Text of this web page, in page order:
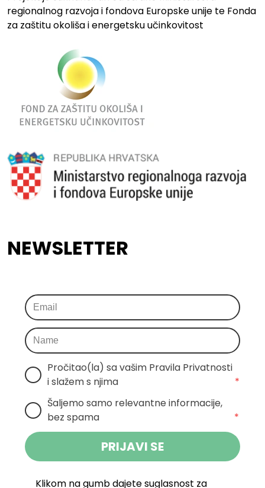
regionalnog razvoja i fondova Europske unije te Fonda
za zaštitu okoliša i energetsku učinkovitost
NEWSLETTER
Pročitao(la) sa vašim Pravila Privatnosti
i slažem s njima
*
Šaljemo samo relevantne informacije,
bez spama
*
PRIJAVI SE
Klikom na gumb dajete suglasnost za